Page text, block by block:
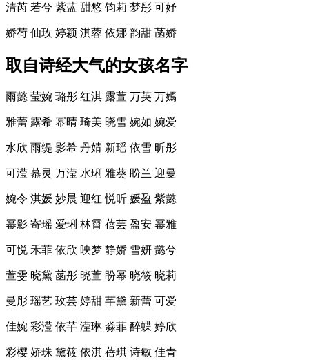
清芮 若兮 紫蓝 甜悠 钧莉 梦彤 可妤
娇荷 仙玫 婷颖 淇蓉 依娜 韵甜 菡娇
取自诗经大气的女孩名字
雨懿 莹婉 璐彤 红淇 露萱 万英 万嫣
雅蕾 露希 幂晴 琦美 晓雪 婉如 婉爱
水欣 雨缇 影希 丹婧 新瑶 依雪 昕彤
可滢 慕灵 万滢 水琍 雅葵 盼兰 迎曼
婉令 淇媛 妙晨 迎红 悦昕 媛盈 紫懿
幂影 寄瑶 爱琍 林霄 蓓芸 盈安 幂雅
可悦 禾菲 依欣 映梦 静娇 雪妍 懿兮
萱雯 晓黛 菡彤 晓萱 盼幂 晓筱 晓莉
曼彤 瑶艺 玫芸 婷甜 芊黛 新蕾 可爱
佳婉 彩滢 依芊 滢琳 淼菲 醉蝶 婷欣
彩樱 娇珠 黛筱 依淇 蓓琪 诗敏 佳青